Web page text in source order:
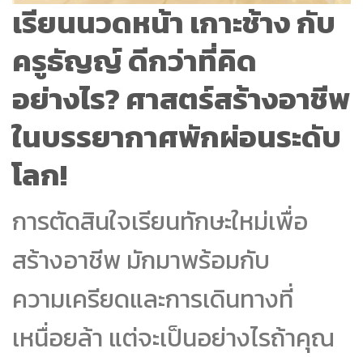
เรียนนวดหน้า เกาะช้าง กับ
ครูธัญญ์ ดีกว่าที่คิด
อย่างไร? ศาสตร์สร้างอาชีพ
ในบรรยากาศพักผ่อนระดับ
โลก!
การตัดสินใจเรียนทักษะใหม่เพื่อ
สร้างอาชีพ มักมาพร้อมกับ
ความเครียดและการเดินทางที่
เหนื่อยล้า แต่จะเป็นอย่างไรถ้าคุณ